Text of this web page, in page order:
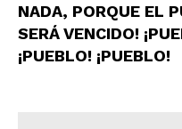
NADA, PORQUE EL
SERÁ VENCIDO!
¡PUEBLO! ¡PUEBLO!